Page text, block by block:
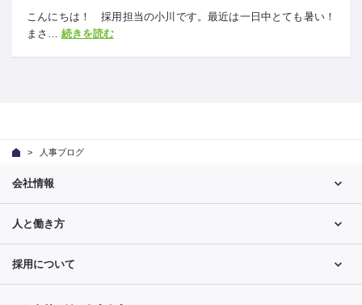
こんにちは！ 採用担当の小川です。最近は一日中とても暑い！
まさ… 続きを読む
人事ブログ
会社情報
人と働き方
採用について